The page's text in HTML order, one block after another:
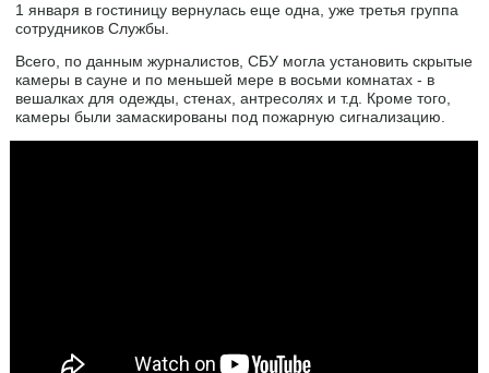
1 января в гостиницу вернулась еще одна, уже третья группа
сотрудников Службы.
Всего, по данным журналистов, СБУ могла установить скрытые
камеры в сауне и по меньшей мере в восьми комнатах - в
вешалках для одежды, стенах, антресолях и т.д. Кроме того,
камеры были замаскированы под пожарную сигнализацию.